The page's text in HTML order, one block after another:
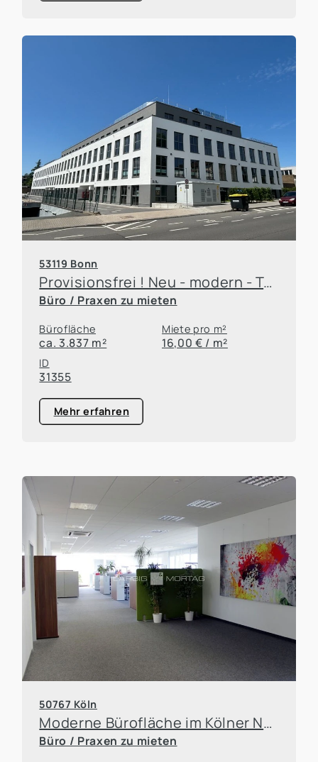
53119 Bonn
Provisionsfrei ! Neu - modern - Top Nachbarschaft!
Büro / Praxen zu mieten
Bürofläche
ca. 3.837 m²
Miete pro m²
16,00 € / m²
ID
31355
Mehr erfahren
50767 Köln
Moderne Bürofläche im Kölner Norden mit S-Bahnanschluss
Büro / Praxen zu mieten